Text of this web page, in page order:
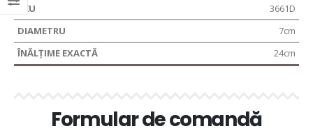
3661D
7cm
24cm
Formular de comandă